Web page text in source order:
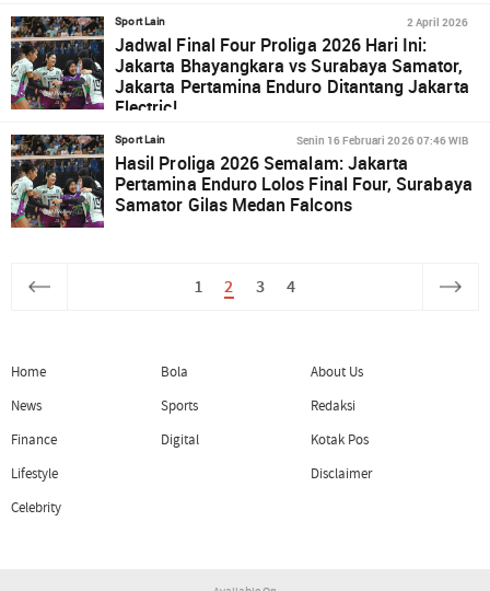
Sport Lain 2 April 2026
Jadwal Final Four Proliga 2026 Hari Ini:
Jakarta Bhayangkara vs Surabaya Samator,
Jakarta Pertamina Enduro Ditantang Jakarta
Electric!
Sport Lain Senin 16 Februari 2026 07:46 WIB
Hasil Proliga 2026 Semalam: Jakarta
Pertamina Enduro Lolos Final Four, Surabaya
Samator Gilas Medan Falcons
1 2 3 4
Home
News
Finance
Lifestyle
Celebrity
Bola
Sports
Digital
About Us
Redaksi
Kotak Pos
Disclaimer